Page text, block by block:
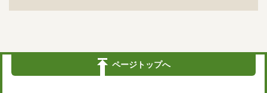
ページトップへ